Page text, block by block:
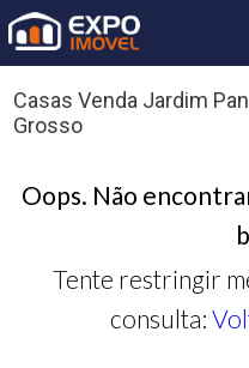
Casas Venda Jardim
Grosso
Oops. Não
Tente restringir
consulta: